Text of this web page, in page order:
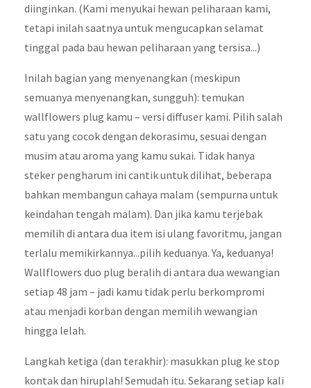
diinginkan. (Kami menyukai hewan peliharaan kami,
tetapi inilah saatnya untuk mengucapkan selamat
tinggal pada bau hewan peliharaan yang tersisa...)
Inilah bagian yang menyenangkan (meskipun
semuanya menyenangkan, sungguh): temukan
wallflowers plug kamu – versi diffuser kami. Pilih salah
satu yang cocok dengan dekorasimu, sesuai dengan
musim atau aroma yang kamu sukai. Tidak hanya
steker pengharum ini cantik untuk dilihat, beberapa
bahkan membangun cahaya malam (sempurna untuk
keindahan tengah malam). Dan jika kamu terjebak
memilih di antara dua item isi ulang favoritmu, jangan
terlalu memikirkannya...pilih keduanya. Ya, keduanya!
Wallflowers duo plug beralih di antara dua wewangian
setiap 48 jam – jadi kamu tidak perlu berkompromi
atau menjadi korban dengan memilih wewangian
hingga lelah.
Langkah ketiga (dan terakhir): masukkan plug ke stop
kontak dan hiruplah! Semudah itu. Sekarang setiap kali